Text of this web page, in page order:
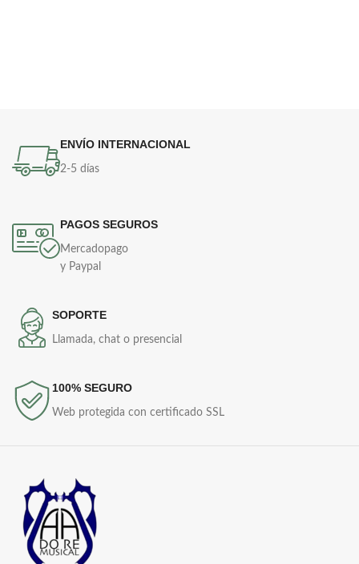
ENVÍO INTERNACIONAL
2-5 días
PAGOS SEGUROS
Mercadopago
y Paypal
SOPORTE
Llamada, chat o presencial
100% SEGURO
Web protegida con certificado SSL